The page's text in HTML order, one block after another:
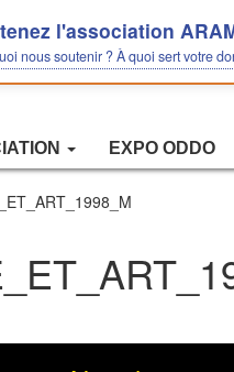
l'association
nous soutenir ? À quoi sert votre
EXPO ODDO